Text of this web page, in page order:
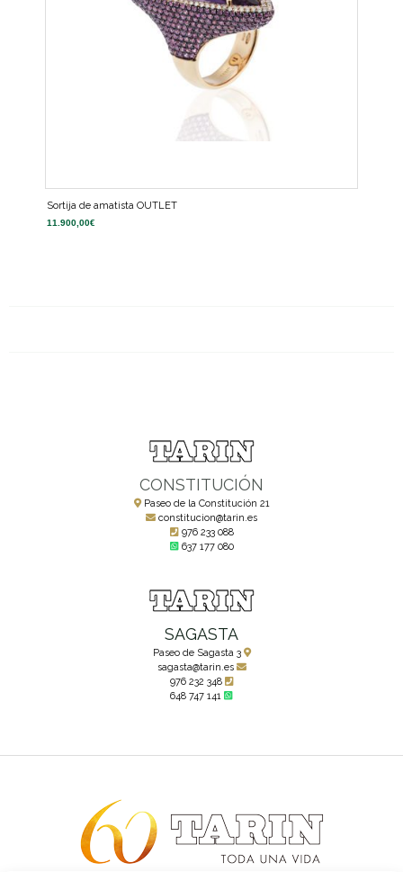
Sortija de amatista OUTLET
11.900,00€
CONSTITUCIÓN
Paseo de la Constitución 21
constitucion@tarin.es
976 233 088
637 177 080
SAGASTA
Paseo de Sagasta 3
sagasta@tarin.es
976 232 348
648 747 141